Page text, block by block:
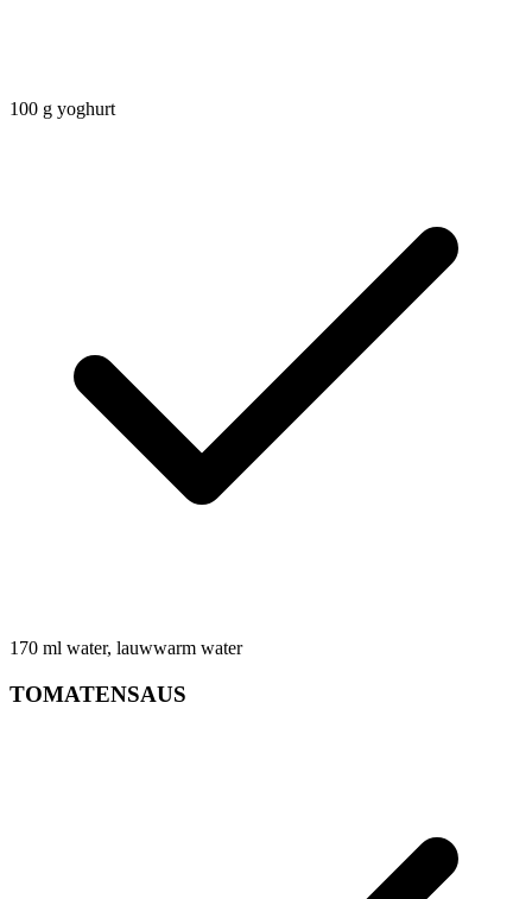
100 g yoghurt
170 ml water, lauwwarm water
TOMATENSAUS